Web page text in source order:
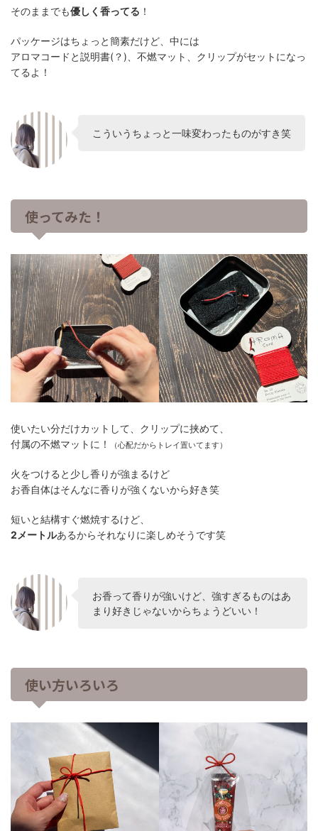
そのままでも優しく香ってる ！
パッケージはちょっと簡素だけど、中には
アロマコードと説明書(？)、不燃マット、クリップがセットになっ
てるよ！
こういうちょっと一味変わったものがすき笑
使ってみた！
使いたい分だけカットして、クリップに挟めて、
付属の不燃マットに！
（心配だからトレイ置いてます）
火をつけると少し香りが強まるけど
お香自体はそんなに香りが強くないから好き笑
短いと結構すぐ燃焼するけど、
2メートルあるからそれなりに楽しめそうです笑
お香って香りが強いけど、強すぎるものはあ
まり好きじゃないからちょうどいい！
使い方いろいろ